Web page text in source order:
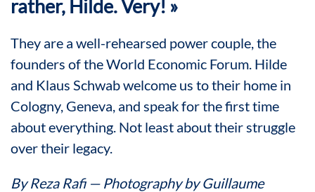
rather, Hilde. Very! »
They are a well-rehearsed power couple, the
founders of the World Economic Forum. Hilde
and Klaus Schwab welcome us to their home in
Cologny, Geneva, and speak for the first time
about everything. Not least about their struggle
over their legacy.
By Reza Rafi — Photography by Guillaume